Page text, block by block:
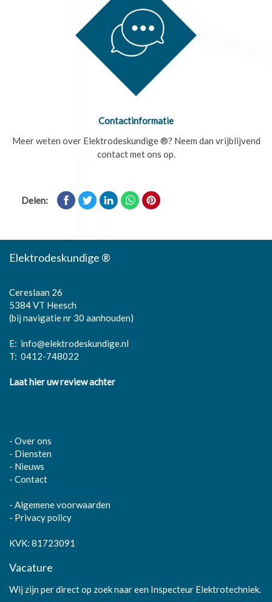
Contactinformatie
Meer weten over Elektrodeskundige ®? Neem dan vrijblijvend
contact met ons op.
Delen:
Elektrodeskundige ®
Cereslaan 26
5384 VT Heesch
(bij navigatie nr 30 aanhouden)
E: info@elektrodeskundige.nl
T: 0412-748022
Laat hier uw review achter
- Over ons
- Diensten
- Nieuws
- Contact
- Algemene voorwaarden
- Privacy policy
KVK: 81723091
Vacature
Wij zijn per direct op zoek naar een Inspecteur Elektrotechniek.